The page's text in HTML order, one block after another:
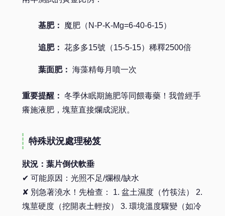
基肥： 魔肥（N-P-K-Mg=6-40-6-15）
追肥： 花多多15號（15-5-15）稀釋2500倍
葉面肥： 海藻精每月噴一次
重要提醒： 冬季休眠期施肥等同餵毒藥！我曾經手
癢施液肥，塊莖直接爛成泥狀。
特殊狀況處理秘笈
狀況：葉片倒伏軟垂
✔ 可能原因：光照不足/爛根/缺水
✘ 別急著澆水！先檢查： 1. 盆土濕度（竹筷法） 2.
塊莖硬度（挖開表土輕按） 3. 環境溫度驟變（如冷